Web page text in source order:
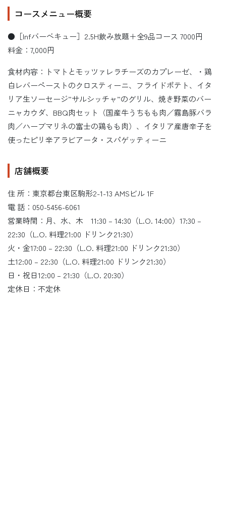
コースメニュー概要
●［Infバーベキュー］2.5H飲み放題＋全9品コース 7000円
料金：7,000円
食材内容：トマトとモッツァレラチーズのカプレーゼ、・鶏
白レバーペーストのクロスティーニ、フライドポテト、イタ
リア生ソーセージ”サルシッチャ”のグリル、焼き野菜のバー
ニャカウダ、BBQ肉セット（国産牛うちもも肉／霧島豚バラ
肉／ハーブマリネの富士の鶏もも肉）、イタリア産唐辛子を
使ったピリ辛アラビアータ・スパゲッティーニ
店舗概要
住 所：東京都台東区駒形2-1-13 AMSビル 1F
電 話：050-5456-6061
営業時間：月、水、木 11:30 – 14:30（L.O. 14:00）17:30 –
22:30（L.O. 料理21:00 ドリンク21:30）
火・金17:00 – 22:30（L.O. 料理21:00 ドリンク21:30）
土12:00 – 22:30（L.O. 料理21:00 ドリンク21:30）
日・祝日12:00 – 21:30（L.O. 20:30）
定休日：不定休